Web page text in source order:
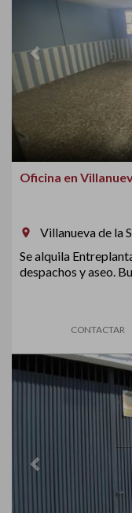
Oficina en
room
Villanueva de la
Se alquila
despachos y aseo.
CONTACTAR
Previous